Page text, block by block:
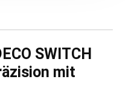
SWITCH
mit